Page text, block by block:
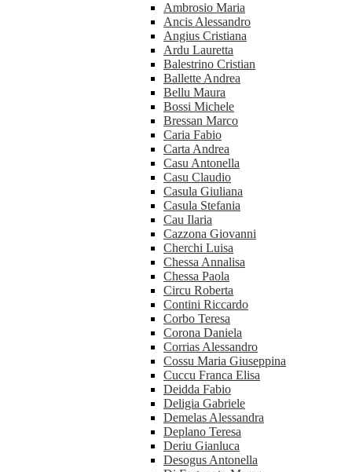
Ambrosio Maria
Ancis Alessandro
Angius Cristiana
Ardu Lauretta
Balestrino Cristian
Ballette Andrea
Bellu Maura
Bossi Michele
Bressan Marco
Caria Fabio
Carta Andrea
Casu Antonella
Casu Claudio
Casula Giuliana
Casula Stefania
Cau Ilaria
Cazzona Giovanni
Cherchi Luisa
Chessa Annalisa
Chessa Paola
Circu Roberta
Contini Riccardo
Corbo Teresa
Corona Daniela
Corrias Alessandro
Cossu Maria Giuseppina
Cuccu Franca Elisa
Deidda Fabio
Deligia Gabriele
Demelas Alessandra
Deplano Teresa
Deriu Gianluca
Desogus Antonella